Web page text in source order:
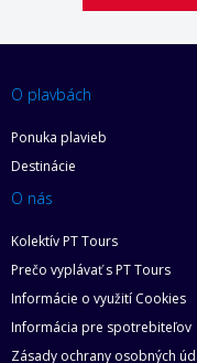
O plavbách
Ponuka plavieb
Destinácie
O nás
Kolektív PT Tours
Prečo vyplávať s PT Tours
Informácie o využití Cookies
Informácia pre spotrebiteľov
Zásady ochrany osobných